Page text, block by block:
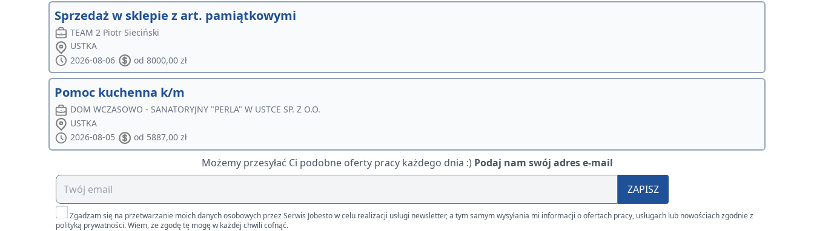
Sprzedaż w sklepie z art. pamiątkowymi
TEAM 2 Piotr Sieciński
USTKA
2026-08-06
od 8000,00 zł
Pomoc kuchenna k/m
DOM WCZASOWO - SANATORYJNY "PERLA" W USTCE SP. Z O.O.
USTKA
2026-08-05
od 5887,00 zł
Możemy przesyłać Ci podobne oferty pracy każdego dnia :) Podaj nam swój adres e-mail
ZAPISZ
Zgadzam się na przetwarzanie moich danych osobowych przez Serwis Jobesto w celu realizacji usługi newsletter, a tym samym wysyłania mi informacji o ofertach pracy, usługach lub nowościach zgodnie z
polityką prywatności. Wiem, że zgodę tę mogę w każdej chwili cofnąć.